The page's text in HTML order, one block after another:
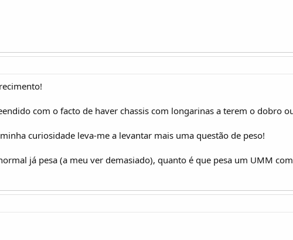
com o facto de haver chassis com longarinas a terem o dobro
curiosidade leva-me a levantar mais uma questão de peso!
já pesa (a meu ver demasiado), quanto é que pesa um UMM